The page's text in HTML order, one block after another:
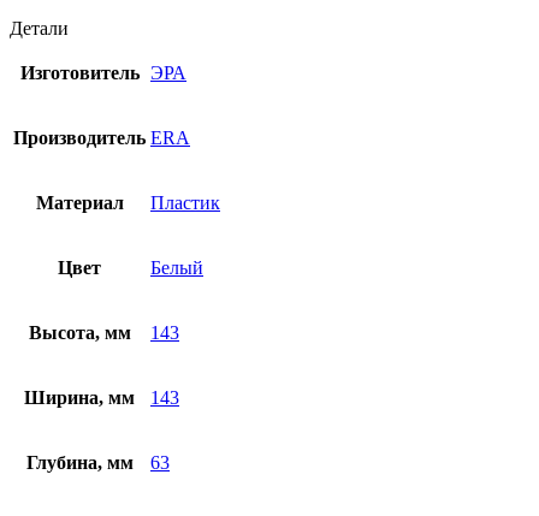
Детали
Изготовитель ЭРА
Производитель ERA
Материал Пластик
Цвет Белый
Высота, мм 143
Ширина, мм 143
Глубина, мм 63